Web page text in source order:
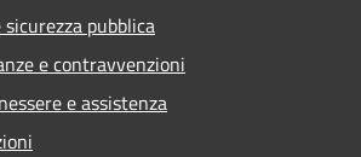
pubblica
e contravvenzioni
e assistenza